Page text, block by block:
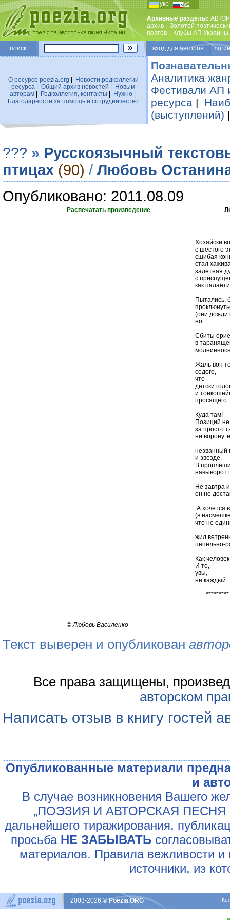
укр рус
Архивные разделы:
архив
Золотой
поэтов
Клубы АП Украины
поиск вход для авторов
О ресурсе poezia.org
Новости редколлегии
ресурса
Общий архив новостей
Новым
авторам| Редколлегия, контакты Нужно|
Благодарности за помощь и сотрудничество
Аналитика
Фестивали АП
ресурса |
(выступлений)
??? » Русскоязычный
птицах (90) / Любовь
Опубликовано: 2011.08.09
Распечатать произведение
Хозяйски
с шестого
сшибая
стал хаживать к
залетная
с
как
Пытались, было,
проклюнуться
(они дожди
но...
Сбиты
в таранящем
молниеносною
Жаль вон
седого,
что
детски
и тонкошейно
Куда там!
Позиций не
за просто
ни ворону. ни
незванный мой
и звезде.
В проплешине
навыворот
Не завтра и не
он не достанется
А хочется
(в насмешке
что не единым
жил ветреный
пепельно-
Как
И то,
увы,
не каждый.
*********
©Любовь Василенко
Текст выверен и опубликован
Все права защищены,
авторском
Написать отзыв в книгу гостей
Опубликованные материали
и
В случае возникновения Вашего
„ПОЭЗИЯ И АВТОРСКАЯ ПЕСНЯ
дальнейшего тиражирования,
просьба НЕ ЗАБЫВАТЬ
материалов. Правила вежливости и
источники, из
2003-2026© Poezia.ORG